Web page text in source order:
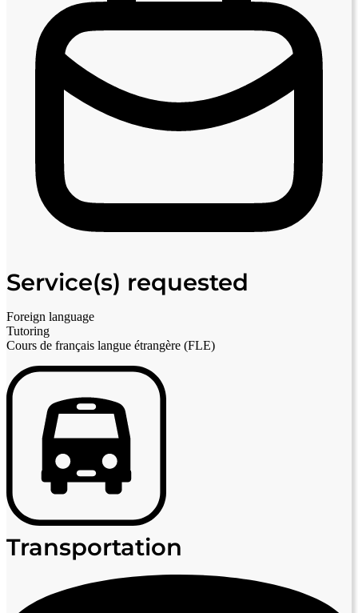
Service(s) requested
Foreign language
Tutoring
Cours de français langue étrangère (FLE)
Transportation